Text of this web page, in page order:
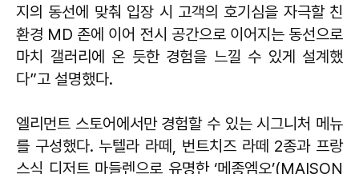
지의 동선에 맞춰 입장 시 고객의 호기심을 자극할 친
환경 MD 존에 이어 전시 공간으로 이어지는 동선으로
마치 갤러리에 온 듯한 경험을 느낄 수 있게 설계했
다”고 설명했다.
엘리먼트 스토어에서만 경험할 수 있는 시그니처 메뉴
를 구성했다. 누텔라 라떼, 번트치즈 라떼 2종과 프랑
스식 디저트 마들렌으로 유명한 ‘메종엠오’(MAISON